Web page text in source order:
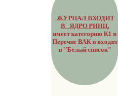
ЖУРНАЛ ВХОДИТ
В ЯДРО РИНЦ,
имеет категорию К1 в
Перечне ВАК и входит
в "Белый список"